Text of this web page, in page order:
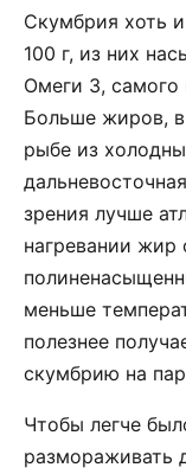
Скумбрия хоть
100 г, из них
Омеги 3, самого
Больше жиров, в
рыбе из
зрения лучше
нагревании жир
меньше
полезнее
скумбрию на
Чтобы легче
размораживать